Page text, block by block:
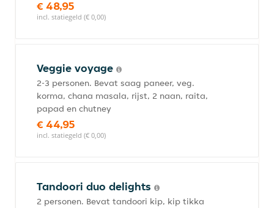
€ 48,95
incl. statiegeld (€ 0,00)
Veggie voyage
2-3 personen. Bevat saag paneer, veg.
korma, chana masala, rijst, 2 naan, raita,
papad en chutney
€ 44,95
incl. statiegeld (€ 0,00)
Tandoori duo delights
2 personen. Bevat tandoori kip, kip tikka